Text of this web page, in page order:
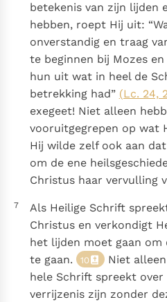
betekenis van zijn lijden
hebben, roept Hij uit:
onverstandig en traag
te beginnen bij Mozes
hun uit wat in heel de
betrekking had” (Lc. 24,
exegeet! Niet alleen
vooruitgegrepen op wat
Hij wilde zelf ook aan
om de ene
Christus haar vervulling
7
Als Heilige Schrift
Christus en verkondigt
het lijden moet gaan om
te gaan.
10
Niet alleen
hele Schrift spreekt over
verrijzenis zijn zonder